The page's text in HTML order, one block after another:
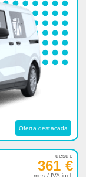
Oferta destacada
desde
361 €
mes / IVA incl.